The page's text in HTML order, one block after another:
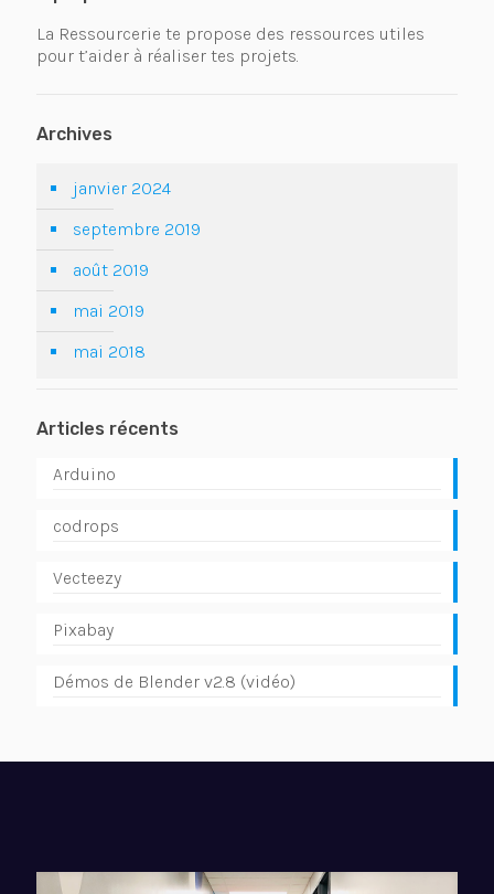
La Ressourcerie te propose des ressources utiles
pour t’aider à réaliser tes projets.
Archives
janvier 2024
septembre 2019
août 2019
mai 2019
mai 2018
Articles récents
Arduino
codrops
Vecteezy
Pixabay
Démos de Blender v2.8 (vidéo)